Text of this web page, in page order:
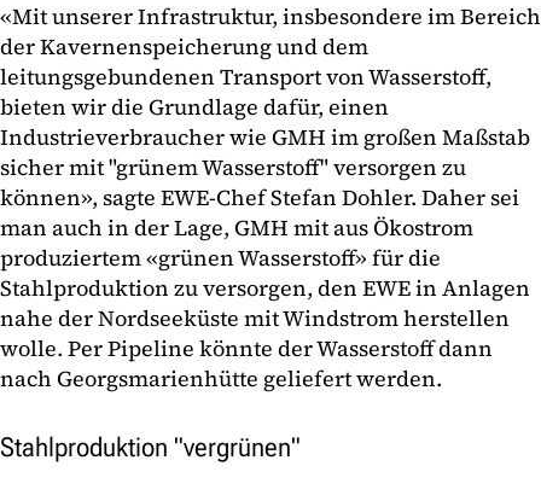
«Mit unserer Infrastruktur, insbesondere im Bereich
der Kavernenspeicherung und dem
leitungsgebundenen Transport von Wasserstoff,
bieten wir die Grundlage dafür, einen
Industrieverbraucher wie GMH im großen Maßstab
sicher mit "grünem Wasserstoff" versorgen zu
können», sagte EWE-Chef Stefan Dohler. Daher sei
man auch in der Lage, GMH mit aus Ökostrom
produziertem «grünen Wasserstoff» für die
Stahlproduktion zu versorgen, den EWE in Anlagen
nahe der Nordseeküste mit Windstrom herstellen
wolle. Per Pipeline könnte der Wasserstoff dann
nach Georgsmarienhütte geliefert werden.
Stahlproduktion "vergrünen"